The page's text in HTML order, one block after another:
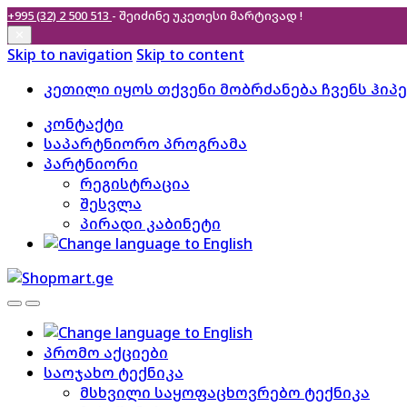
+995 (32) 2 500 513 - შეიძინე უკეთესი მარტივად !
Skip to navigation Skip to content
კეთილი იყოს თქვენი მობრძანება ჩვენს
კონტაქტი
საპარტნიორო პროგრამა
პარტნიორი
რეგისტრაცია
შესვლა
პირადი კაბინეტი
პრომო აქციები
საოჯახო ტექნიკა
მსხვილი საყოფაცხოვრებო ტექნიკა